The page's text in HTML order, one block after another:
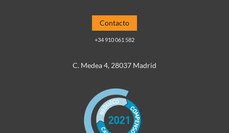
Contacto
+34 910 061 582
C. Medea 4, 28037 Madrid